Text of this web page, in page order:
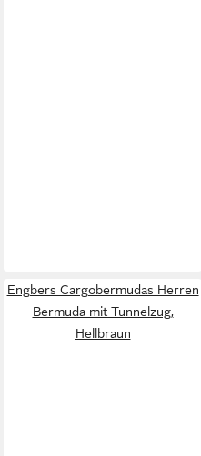
Engbers Cargobermudas Herren
Bermuda mit Tunnelzug,
Hellbraun